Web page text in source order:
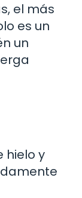
el más
es un
un
hielo y